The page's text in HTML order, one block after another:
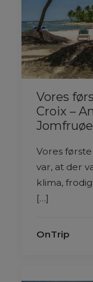
Vores
Croix –
Vores
var, at der
klima,
[…]
OnTrip